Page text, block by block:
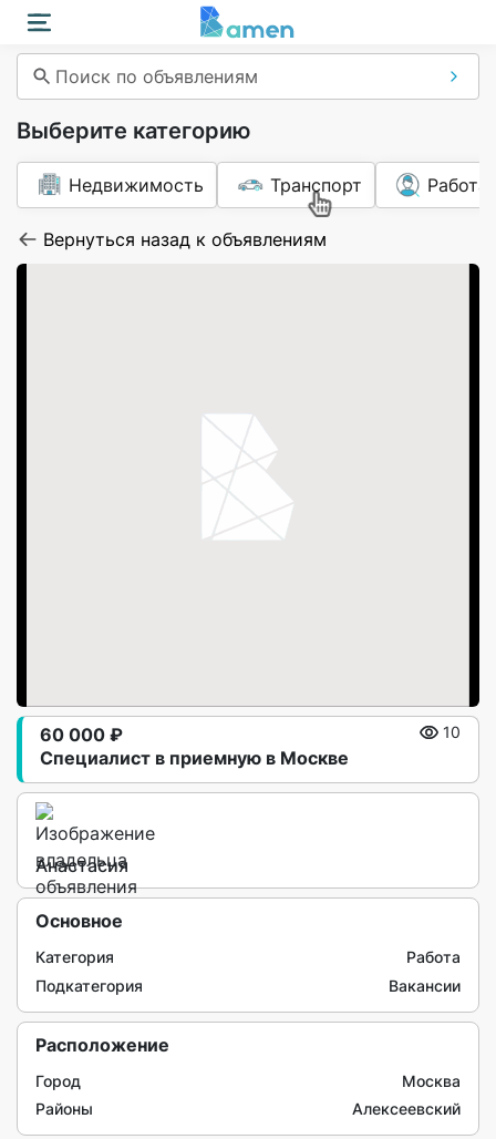
Поиск по объявлениям
Выберите категорию
Недвижимость Транспорт Работа
Вернуться назад к объявлениям
Специалист в приемную в Москве
60 000 ₽ 10
Анастасия
Основное
Категория
Работа
Подкатегория
Вакансии
Расположение
Город
Москва
Районы
Алексеевский